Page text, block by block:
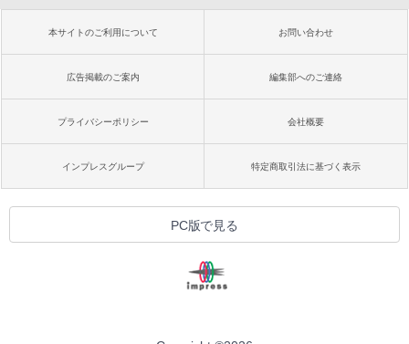
本サイトのご利用について お問い合わせ
広告掲載のご案内 編集部へのご連絡
プライバシーポリシー 会社概要
インプレスグループ 特定商取引法に基づく表示
PC版で見る